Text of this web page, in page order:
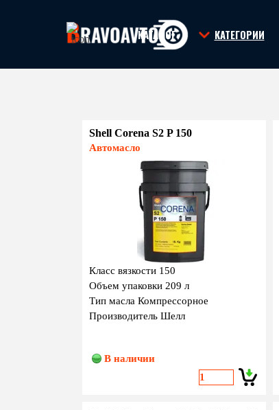
КАТАЛОГ ▼
КАТЕГОРИИ
Shell Corena S2 P 150
Автомасло
Класс вязкости 150
Объем упаковки 209 л
Тип масла Компрессорное
Производитель Шелл
В наличии